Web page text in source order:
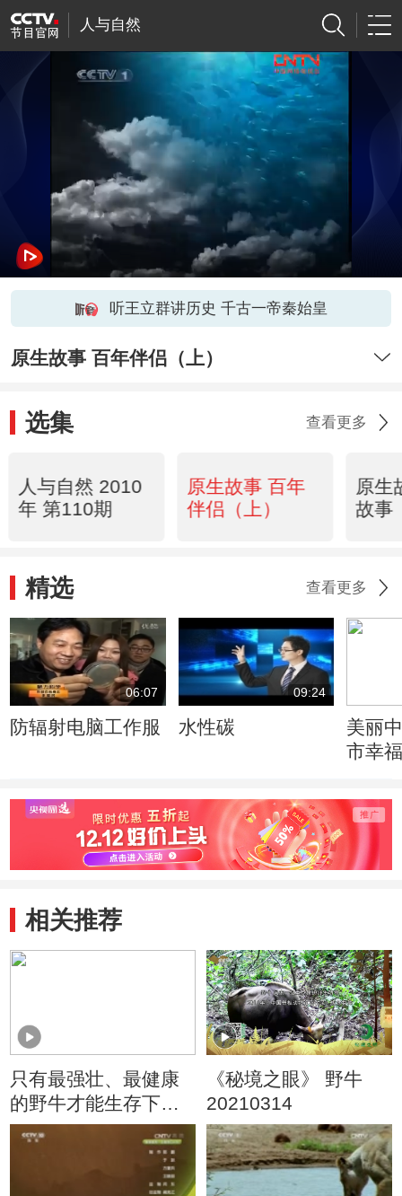
人与自然
听王立群讲历史 千古一帝秦始皇
原生故事 百年伴侣（上）
选集 查看更多
人与自然 2010
年 第110期
原生故事 百年
伴侣（上）
原生
故事
精选 查看更多
06:07
防辐射电脑工作服
09:24
水性碳
美丽
市幸
相关推荐
只有最强壮、最健康
的野牛才能生存下来
其余的成员会成为捕
《秘境之眼》 野牛
20210314